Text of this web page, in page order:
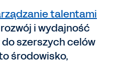
talentami
i wydajność
szerszych celów
środowisko,